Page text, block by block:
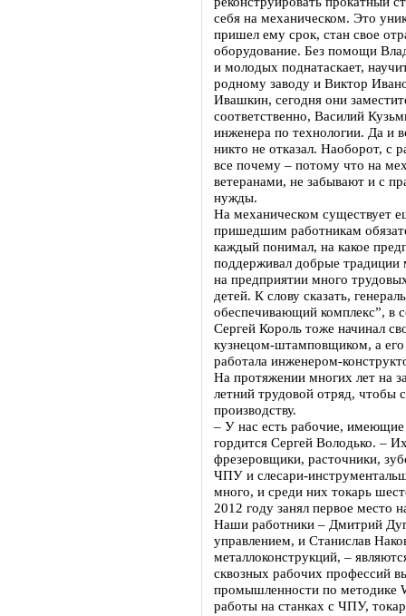
себя на механическом. Это
пришел ему срок, стан свое
оборудование. Без помощи
и молодых поднатаскает,
родному заводу и Виктор
Ивашкин, сегодня они
соответственно, Василий
инженера по технологии. Да и
никто не отказал. Наоборот, с
все почему – потому что на
ветеранами, не забывают и с
нужды.
На механическом существует
пришедшим работникам
каждый понимал, на какое
поддерживал добрые традиции
на предприятии много
детей. К слову сказать,
обеспечивающий комплекс”, в
Сергей Король тоже начинал
кузнецом-штамповщиком, а
работала инженером-
На протяжении многих лет на
летний трудовой отряд, чтобы
производству.
– У нас есть рабочие,
гордится Сергей Володько. –
фрезеровщики, расточники,
ЧПУ и слесари-
много, и среди них токарь
2012 году занял первое место
Наши работники – Дмитрий
управлением, и Станислав
металлоконструкций, –
сквозных рабочих профессий
промышленности по методике
работы на станках с ЧПУ,